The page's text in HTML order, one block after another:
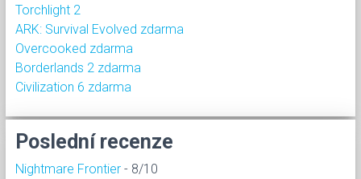
Torchlight 2
ARK: Survival Evolved zdarma
Overcooked zdarma
Borderlands 2 zdarma
Civilization 6 zdarma
Poslední recenze
Nightmare Frontier - 8/10